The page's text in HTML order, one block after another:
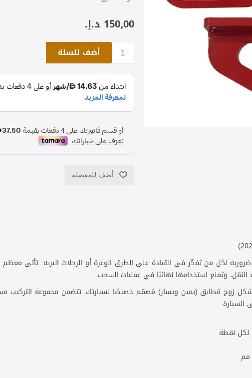
150٫00 د.إ.‏
أضف للسلة
أضف للمفضلة
لكل من يُفكّر في القيادة على الطرق الوعرة أو الرحلات البرية. تأتي معظم
ويُمنع استخدامها نهائيًا في عمليات السحب.
زوج مُطابق (يمين ويسار) مُصمّم خصيصًا لسيارتك. تتضمن مجموعة التركيب
السيارة.